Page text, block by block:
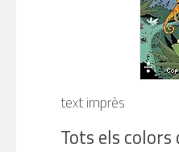
text imprès
Tots els colors